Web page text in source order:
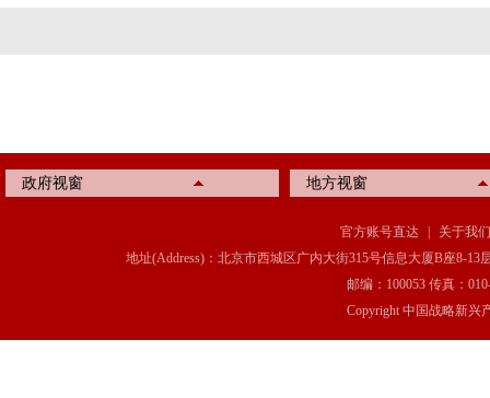
政府视窗 地方视窗
官方账号直达
关于我们
地址(Address)：北京市西城区广内大街315号信息大厦B座8-13
邮编：100053 传真：
Copyright 中国战略新兴